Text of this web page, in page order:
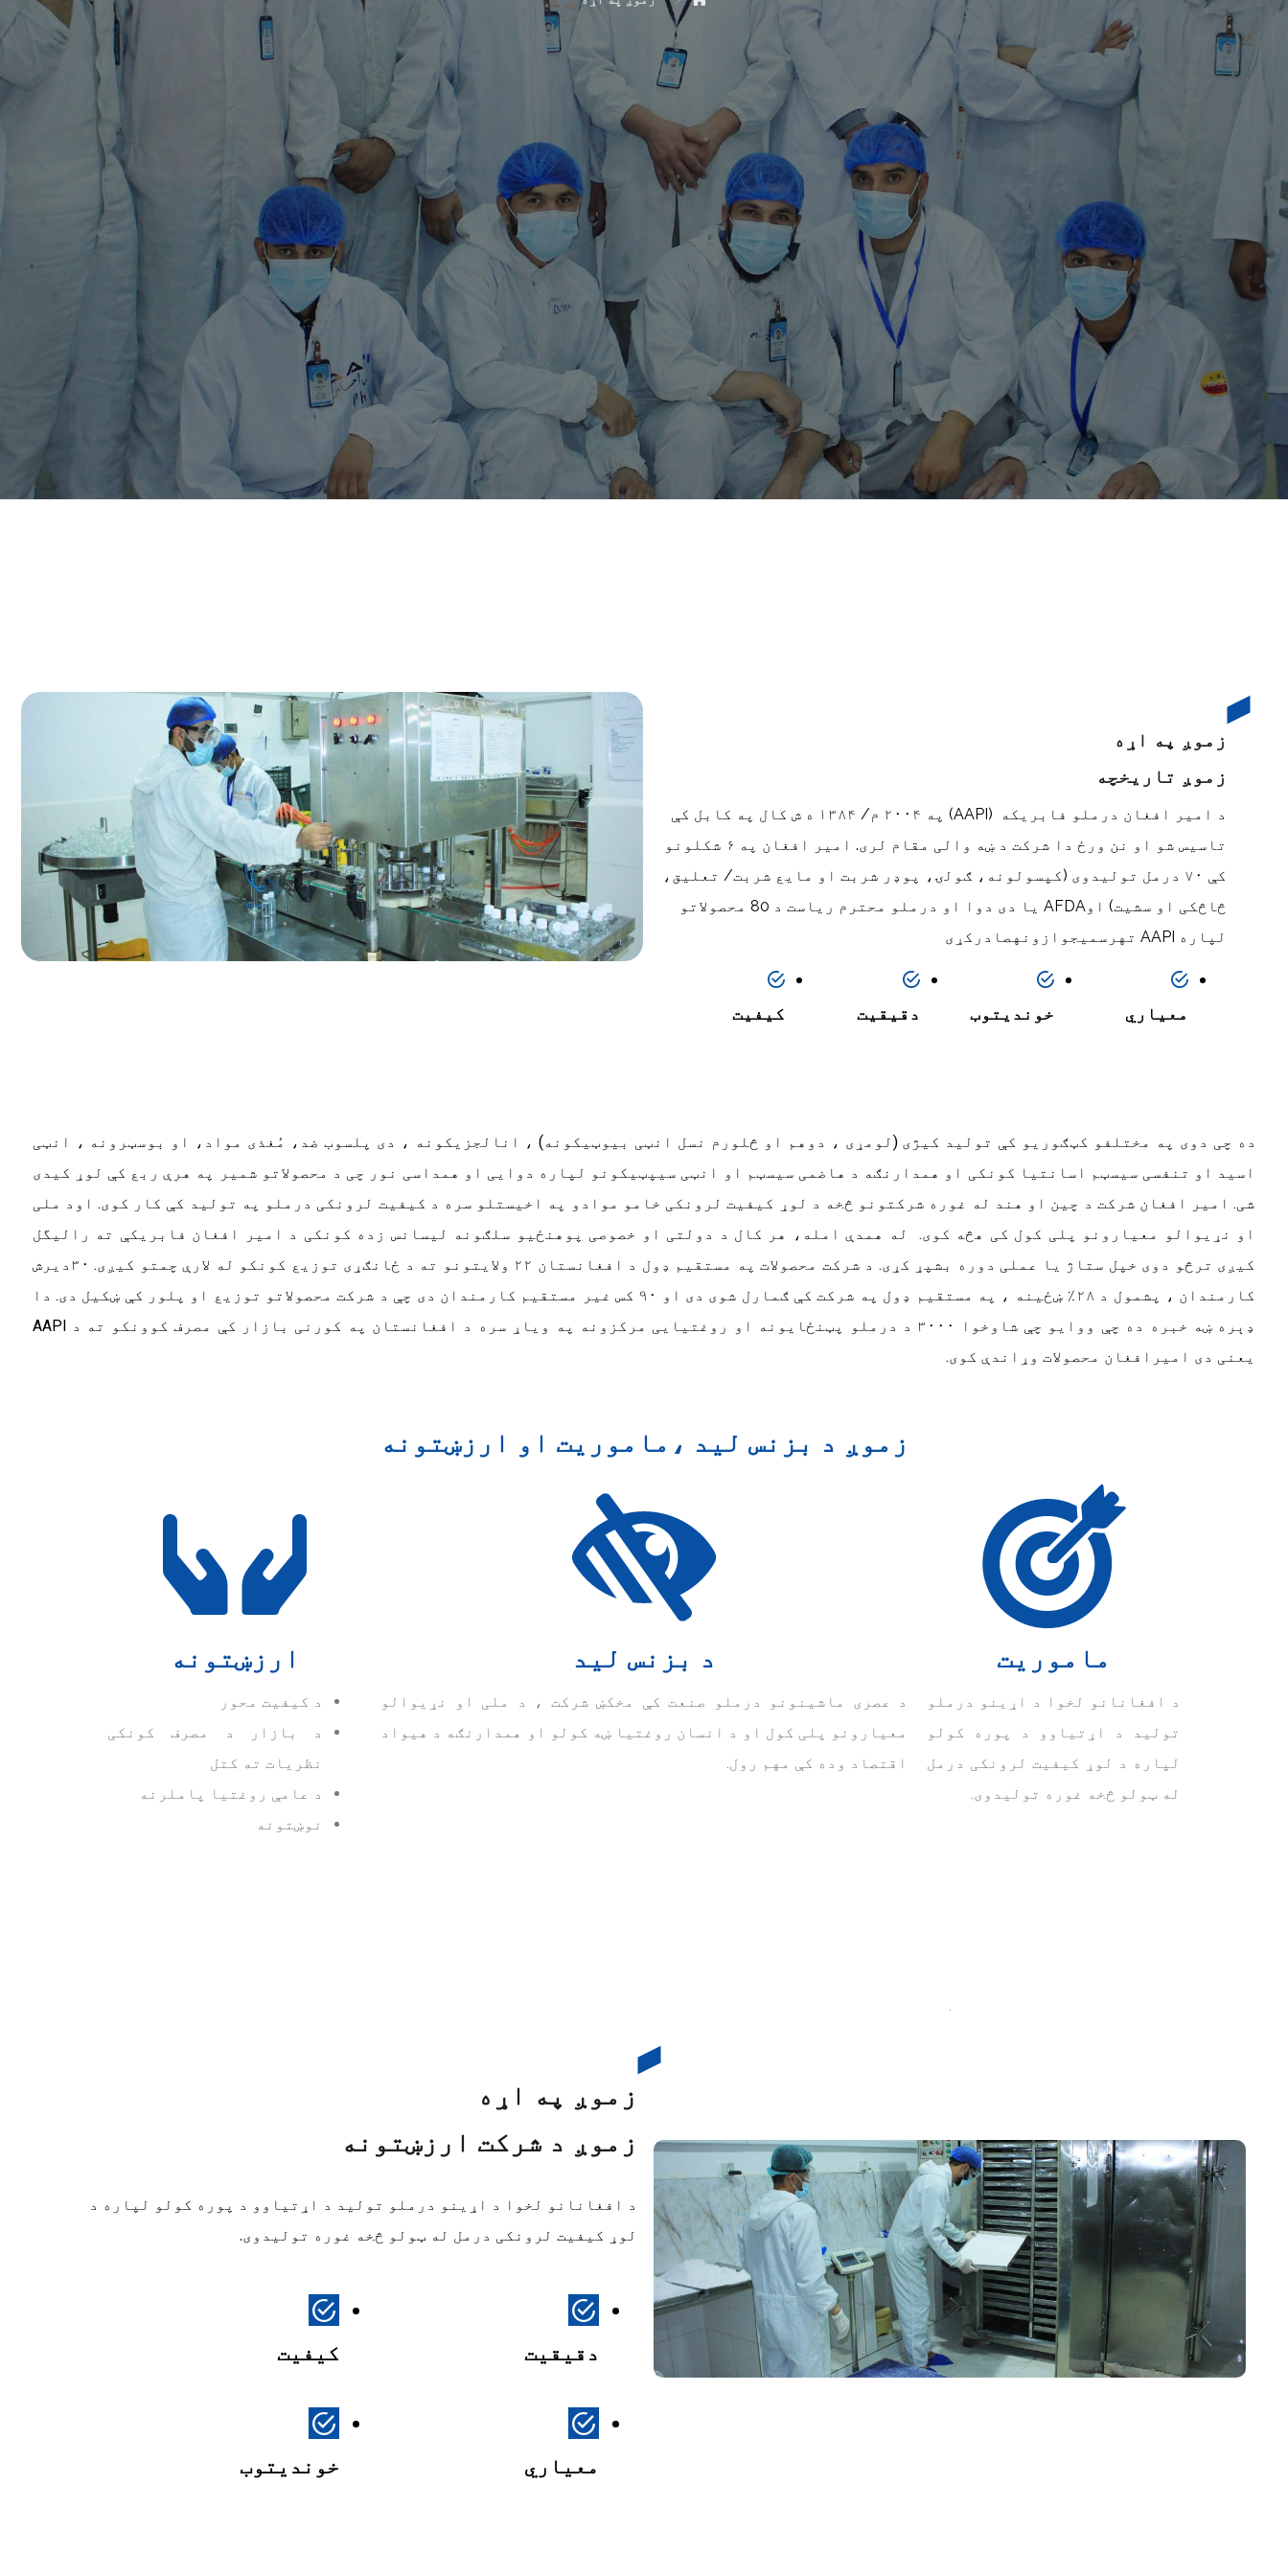
زموږ په اړه
زموږ تاریخچه
د امیر افغان درملو فابریکه (AAPI) په ۲۰۰۴ م /
۱۳۸۴ ه ش کال په کابل کې
تاسیس شو او نن ورځ دا شرکت د ښه والی مقام لری.
امیر افغان په ۶ شکلونو
کې ۷۰ درمل تولیدوی
(کپسولونه، ګولۍ، پوډر شربت او مایع شربت/ تعلیق،
څاڅکی او سشیت) اوAFDA یا دی دوا او درملو محترم ریاست د
محصولاتو
لپاره
تهرسمیجوازونهصادرکړی
کیفیت دقیقیت خوندیتوب معیاري
ده چی دوی په مختلفو کټګوریو کې تولید کیژی (لومړی ، دوهم او څلورم نسل انټی بیوټیکونه) ، انالجزیکونه ، دی پلسوب ضد، مُغذی مواد، او بوسټرونه ،
انټی
اسید او تنفسی سیسټم اسانتیا کونکی او همدارنګه د هاضمی سیسټم او انټی سیپټیکونو لپاره دوایی او همداسی نور چی د محصولاتو شمیر په هرې ربع کې لوړ کیدی
شی. امیر افغان شرکت د چین او هند له غوره شرکتونو څخه د لوړ کیفیت لرونکی خامو موادو په اخیستلو سره د کیفیت لرونکی درملو په تولید کې کار کوی. اود ملی
او نړیوالو معیارونو پلی کول کی هڅه کوی.
له همدې امله، هر کال د دولتی او خصوصی پوهنځیو سلګونه لیسانس زده کونکی د امیر افغان فابریکې ته رالیگل
کیږی ترڅو دوی خپل ستاژ یا عملی دوره بشپړ کړی. د شرکت محصولات په مستقیم ډول د افغانستان ۲۲ ولایتونو ته د ځانګړی توزیع کونکو له لارې چمتو کیږی. ۳۰دیرش
کارمندان ، پشمول د ۲۸٪ ښځینه ، په مستقیم ډول په شرکت کې ګمارل شوی دی او ۹۰ کس غیر مستقیم کارمندان دی چې د شرکت محصولاتو توزیع او پلور کې ښکیل دی. دا
ډېره ښه خبره ده چې ووایو چې شاوخوا ۳۰۰۰ د درملو پټنځایونه او روغتیایی مرکزونه په ویاړ سره د افغانستان په کورنی بازار کې مصرف کوونکو ته د AAPI
یعنی دی امیرافغان محصولات وړاندې کوی.
زموږ د بزنس لید ،ماموریت او ارزښتونه
ماموریت
د افغانانو لخوا د اړینو درملو
تولید د اړتیاوو د پوره کولو
لپاره د لوړ کیفیت لرونکی درمل
له ټولو څخه غوره تولیدوی.
د بزنس لید
د عصری ماشینونو درملو صنعت کې مخکښ شرکت ، د ملی او نړیوالو
معیارونو پلی کول او د انسان روغتیا ښه کولو او همدارنګه د هیواد
اقتصاد وده کې مهم رول.
ارزښتونه
د کیفیت محور
د بازار د مصرف کونکی
نظریات ته کتل
د عامې روغتیا پاملرنه
نوښتونه
زموږ په اړه
زموږ د شرکت ارزښتونه
د افغانانو لخوا د اړینو درملو تولید د اړتیاوو د پوره کولو لپاره د
لوړ کیفیت لرونکی درمل له ټولو څخه غوره تولیدوی.
کیفیت دقیقیت
خوندیتوب معیاري